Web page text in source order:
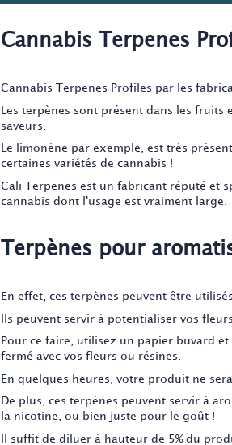
Cannabis Terpenes
Cannabis Terpenes Profiles par les
Les terpènes sont présent dans les
saveurs.
Le limonène par exemple, est très
certaines variétés de cannabis !
Cali Terpenes est un fabricant réputé et
cannabis dont l'usage est vraiment large.
Terpènes pour
En effet, ces terpènes peuvent être
Ils peuvent servir à potentialiser vos
Pour ce faire, utilisez un papier buvard
fermé avec vos fleurs ou résines.
En quelques heures, votre produit ne
De plus, ces terpènes peuvent servir à
la nicotine, ou bien juste pour le goût !
Il suffit de diluer à hauteur de 5% du